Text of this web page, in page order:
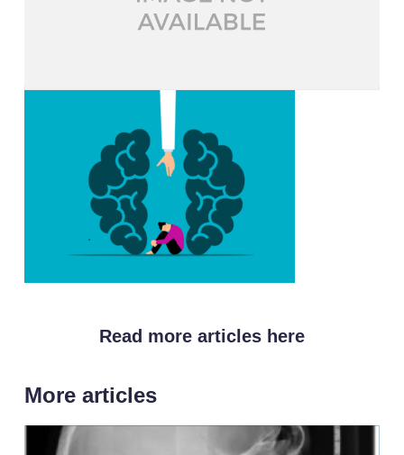
Read more articles here
More articles